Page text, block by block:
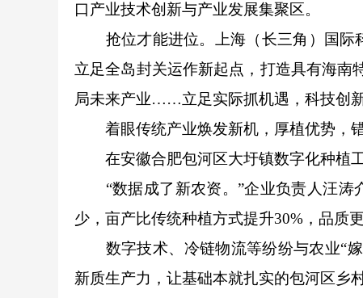
口产业技术创新与产业发展集聚区。
抢位才能进位。上海（长三角）国际
立足全岛封关运作新起点，打造具有海南
局未来产业……立足实际抓机遇，科技创
着眼传统产业焕发新机，厚植优势，错
在安徽合肥包河区大圩镇数字化种植工
“数据成了新农资。”企业负责人汪涛
少，亩产比传统种植方式提升30%，品质更
数字技术、冷链物流等纷纷与农业“嫁
新质生产力，让基础本就扎实的包河区乡